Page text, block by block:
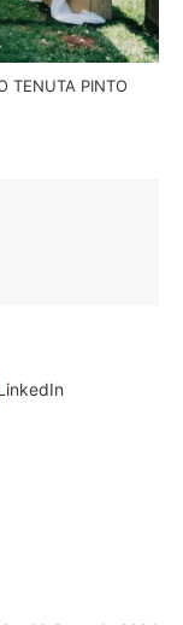
TENUTA PINTO